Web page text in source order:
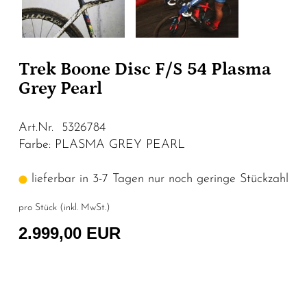
Trek Boone Disc F/S 54 Plasma
Grey Pearl
Art.Nr. 5326784
Farbe: PLASMA GREY PEARL
lieferbar in 3-7 Tagen nur noch geringe Stückzahl
pro Stück (inkl. MwSt.)
2.999,00 EUR